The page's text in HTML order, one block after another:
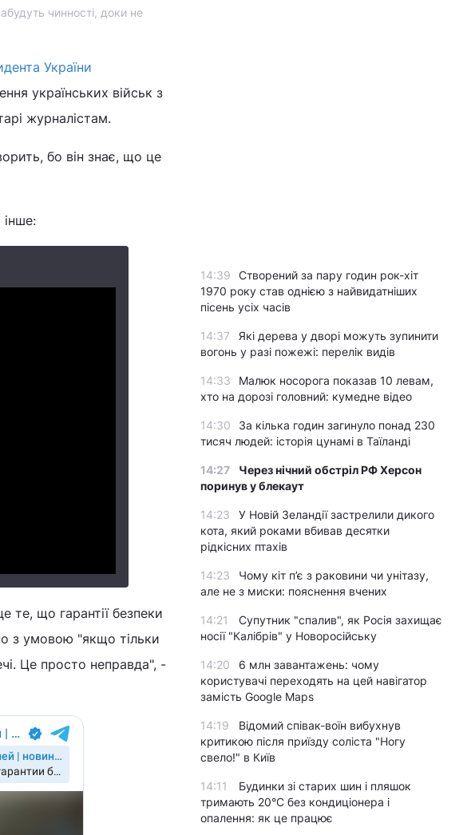
чинності, доки не
України
українських військ з
журналістам.
бо він знає, що це
те, що гарантії безпеки
з умовою "якщо тільки
Це просто неправда", -
14:39
Створений за пару годин рок-хіт
1970 року став однією з найвидатніших
пісень усіх часів
14:37
Які дерева у дворі можуть зупинити
вогонь у разі пожежі: перелік видів
14:33
Малюк носорога показав 10 левам,
хто на дорозі головний: кумедне відео
14:30
За кілька годин загинуло понад 230
тисяч людей: історія цунамі в Таїланді
14:27
Через нічний обстріл РФ Херсон
поринув у блекаут
14:23
У Новій Зеландії застрелили дикого
кота, який роками вбивав десятки
рідкісних птахів
14:23
Чому кіт п’є з раковини чи унітазу,
але не з миски: пояснення вчених
14:21
Супутник "спалив", як Росія захищає
носії "Калібрів" у Новоросійську
14:20
6 млн завантажень: чому
користувачі переходять на цей навігатор
замість Google Maps
14:19
Відомий співак-воїн вибухнув
критикою після приїзду соліста "Ногу
свело!" в Київ
14:11
Будинки зі старих шин і пляшок
тримають 20°C без кондиціонера і
опалення: як це працює